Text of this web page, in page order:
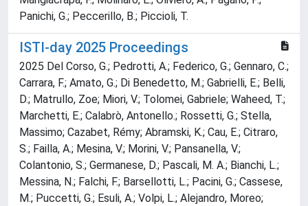
Panichi, G.; Peccerillo, B.; Piccioli, T.
ISTI-day 2025 Proceedings
2025 Del Corso, G.; Pedrotti, A.; Federico, G.; Gennaro, C.;
Carrara, F.; Amato, G.; Di Benedetto, M.; Gabrielli, E.; Belli,
D.; Matrullo, Zoe; Miori, V.; Tolomei, Gabriele; Waheed, T.;
Marchetti, E.; Calabrò, Antonello.; Rossetti, G.; Stella,
Massimo; Cazabet, Rémy; Abramski, K.; Cau, E.; Citraro,
S.; Failla, A.; Mesina, V.; Morini, V.; Pansanella, V.;
Colantonio, S.; Germanese, D.; Pascali, M. A.; Bianchi, L.;
Messina, N.; Falchi, F.; Barsellotti, L.; Pacini, G.; Cassese,
M.; Puccetti, G.; Esuli, A.; Volpi, L.; Alejandro, Moreo;